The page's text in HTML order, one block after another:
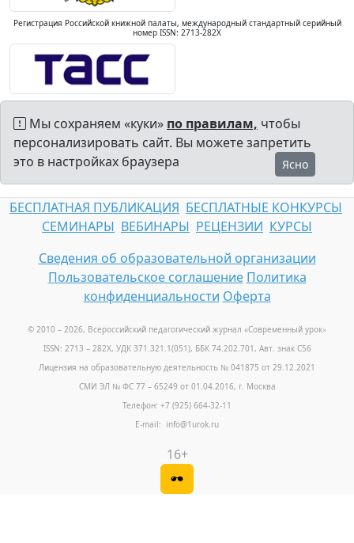
Регистрация Российской книжной палаты, международный стандартный серийный
номер ISSN: 2713-282X
Мы сохраняем «куки» по правилам, чтобы
персонализировать сайт. Вы можете запретить
это в настройках браузера
Ясно
БЕСПЛАТНАЯ ПУБЛИКАЦИЯ БЕСПЛАТНЫЕ КОНКУРСЫ
СЕМИНАРЫ ВЕБИНАРЫ РЕЦЕНЗИИ КУРСЫ
Сведения об образовательной организации
Пользовательское соглашение Политика
конфиденциальности Оферта
© 2010 – 2026, Всероссийский педагогический журнал «Современный урок»
ISSN: 2713 – 282X, УДК 371.321.1(051), ББК 74.202.701, Авт. знак С56
Лицензия на образовательную деятельность № 041875 от 29.12.2021
СМИ ЭЛ № ФС 77 – 65249 от 01.04.2016, г. Москва
Телефон: +7 (925) 664-32-11
E-mail: info@1urok.ru
16+